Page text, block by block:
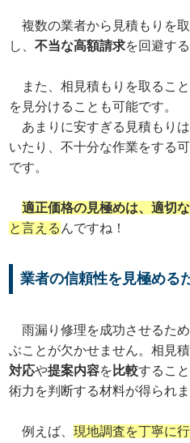
複数の業者から見積もりを
し、不当な高額請求を回避す
また、相見積もりを取るこ
を見分けることも可能です。
あまりに安すぎる見積もり
いたり、不十分な作業をする
です。
適正価格の見極めは、適切
と言える んですね！
業者の信頼性を見極める
雨漏り修理を成功させるた
ぶことが欠かせません。相見
対応や提案内容を 比較するこ
術力を判断する材料が得られま
例えば、現地調査を丁寧に